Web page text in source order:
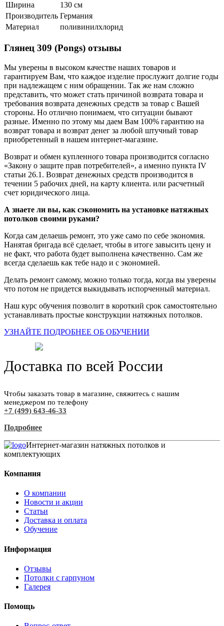
Ширина
130 см
Производитель Германия
Материал
поливинилхлорид
Глянец 309 (Pongs) отзывы
Мы уверены в высоком качестве наших товаров и
гарантируем Вам, что каждое изделие прослужит долгие годы
при надлежащем с ним обращении. Так же нам сложно
представить, что может стать причиной возврата товара и
требования возврата денежных средств за товар с Вашей
стороны. Но отлично понимаем, что ситуации бывают
разные. Именно по этому мы даем Вам 100% гарантию на
возврат товара и возврат денег за любой штучный товар
приобретенный в нашем интернет-магазине.
Возврат и обмен купленного товара производится согласно
«Закону о защите прав потребителей», а именно пункта IV
статьи 26.1. Возврат денежных средств производится в
течении 5 рабочих дней, на карту клиента. или расчетный
счет юридического лица.
А знаете ли вы, как сэкономить на установке натяжных
потолков своими руками?
Когда сам делаешь ремонт, это уже само по себе экономия.
Нанятая бригада всё сделает, чтобы в итоге завысить цену и
не факт, что работа будет выполнена качественно. Сам же
всегда сделаешь как тебе надо и с экономией.
Делать ремонт самому, можно только тогда, когда вы уверены
что потом не придется выкидывать испорченный материал.
Наш курс обучения позволит в короткий срок самостоятельно
устанавливать простые конструкции натяжных потолков.
УЗНАЙТЕ ПОДРОБНЕЕ ОБ ОБУЧЕНИИ
Доставка по всей России
Чтобы заказать товар в магазине, свяжитесь с нашим
менеджером по телефону
+7 (499) 643-46-33
Подробнее
Интернет-магазин натяжных потолков и
комплектующих
Компания
О компании
Новости и акции
Статьи
Доставка и оплата
Обучение
Информация
Отзывы
Потолки с гарпуном
Галерея
Помощь